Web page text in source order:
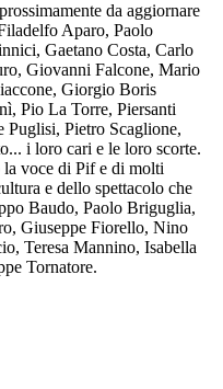
da aggiornare
Aparo, Paolo
Gaetano Costa, Carlo
Giovanni Falcone, Mario
Giorgio Boris
Pio La Torre, Piersanti
Puglisi, Pietro Scaglione,
i loro cari e le loro scorte.
la voce di Pif e di molti
e dello spettacolo che
Baudo, Paolo Briguglia,
Giuseppe Fiorello, Nino
Teresa Mannino, Isabella
Tornatore.